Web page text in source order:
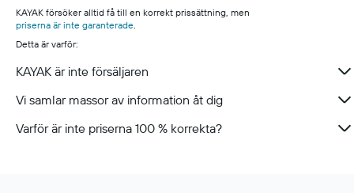
KAYAK försöker alltid få till en korrekt prissättning, men
priserna är inte garanterade.
Detta är varför:
KAYAK är inte försäljaren
Vi samlar massor av information åt dig
Varför är inte priserna 100 % korrekta?